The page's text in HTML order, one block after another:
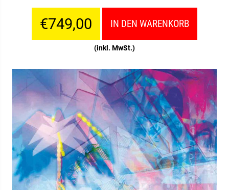
€749,00 IN DEN WARENKORB
(inkl. MwSt.)